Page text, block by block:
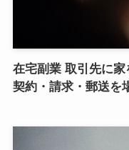
在宅副業 取引先に家
契約・請求・郵送を